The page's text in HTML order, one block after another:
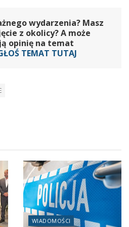
wydarzenia? Masz
z okolicy? A może
opinię na temat
TEMAT TUTAJ
WIADOMOŚCI